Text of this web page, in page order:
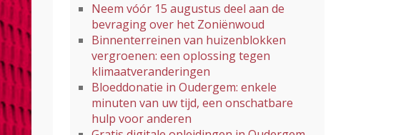
Neem vóór 15 augustus deel aan de
bevraging over het Zoniënwoud
Binnenterreinen van huizenblokken
vergroenen: een oplossing tegen
klimaatveranderingen
Bloeddonatie in Oudergem: enkele
minuten van uw tijd, een onschatbare
hulp voor anderen